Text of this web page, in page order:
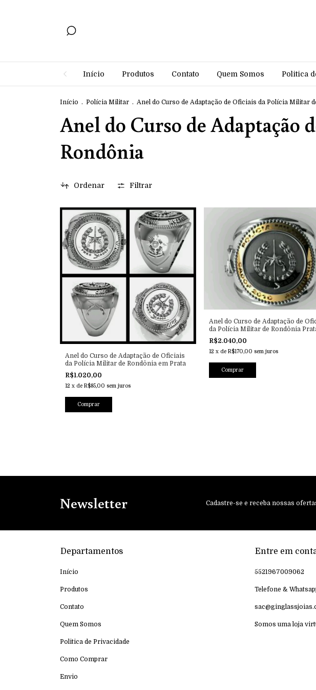
Início Produtos Contato Quem Somos Politica
Início . Polícia Militar . Anel do Curso de Adaptação de Oficiais da Polícia Militar
Anel do Curso de
Rondônia
Ordenar Filtrar
Anel do Curso de Adaptação de Oficiais
da Polícia Militar de Rondônia em Prata
R$1.020,00
12 x de R$85,00 sem juros
Anel do Curso de Adaptação de
da Polícia Militar de Rondônia
Ouro
R$2.040,00
12 x deR$170,00 sem juros
Newsletter Cadastre-se e receba nossas
Departamentos
Início
Produtos
Contato
Quem Somos
Politica de Privacidade
Como Comprar
Envio
Entre em
5521967009062
Telefone &
Somos uma loja